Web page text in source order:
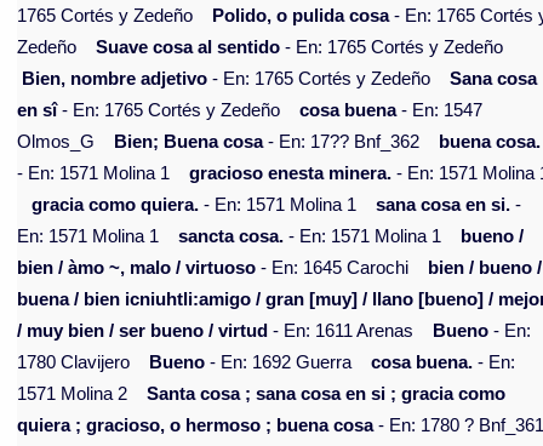
1765 Cortés y Zedeño
Polido, o pulida cosa- En: 1765 Cortés
Zedeño
Suave cosa al sentido - En: 1765 Cortés y Zedeño
Bien, nombre adjetivo - En: 1765 Cortés y Zedeño
Sana cosa
en sî- En: 1765 Cortés y Zedeño cosa buena- En: 1547
Olmos_G
Bien; Buena cosa- En: 17?? Bnf_362
buena cosa.
- En: 1571 Molina 1
gracioso enesta minera. - En: 1571 Molina
gracia como quiera. - En: 1571 Molina 1 sana cosa en si. -
En: 1571 Molina 1
sancta cosa. - En: 1571 Molina 1
bueno /
bien / àmo ~, malo / virtuoso - En: 1645 Carochi
bien / bueno /
buena / bien icniuhtli:amigo / gran [muy] / llano [bueno] /
/ muy bien / ser bueno / virtud - En: 1611 Arenas Bueno - En:
1780 Clavijero
Bueno - En: 1692 Guerra cosa buena. - En:
1571 Molina 2
Santa cosa ; sana cosa en si ; gracia como
quiera ; gracioso, o hermoso ; buena cosa- En: 1780 ?